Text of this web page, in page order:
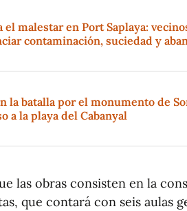
el malestar en Port Saplaya:
contaminación, suciedad y
la batalla por el monumento de
a la playa del Cabanyal
las obras consisten en la
que contará con seis aulas